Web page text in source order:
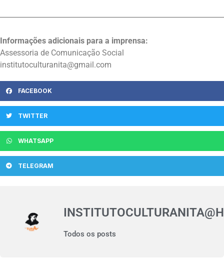
Informações adicionais para a imprensa:
Assessoria de Comunicação Social
institutoculturanita@gmail.com
FACEBOOK
TWITTER
WHATSAPP
TELEGRAM
Todos os posts